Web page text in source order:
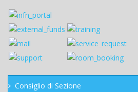
Consiglio di Sezione